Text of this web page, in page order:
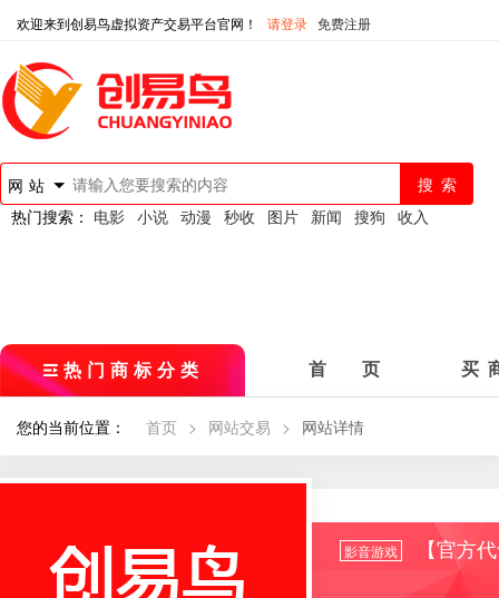
欢迎来到创易鸟虚拟资产交易平台官网！ 请登录 免费注册
网站
热门搜索： 电影 小说 动漫 秒收 图片 新闻 搜狗 收入
热门商标分类 首 页 买
您的当前位置： 首页 > 网站交易 > 网站详情
影音游戏 【官方